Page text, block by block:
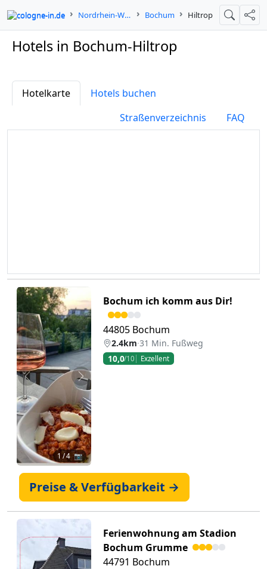
cologne-in.de Nordrhein-Westfalen Bochum Hiltrop Suche
Hotels in Bochum-Hiltrop
Hotelkarte
Hotels buchen
Straßenverzeichnis
FAQ
Zurück Weiter
1 / 4 📷
Bochum ich komm aus Dir!
44805 Bochum
2.4km·31 Min. Fußweg
10,0/10 Exzellent
Preise & Verfügbarkeit →
Ferienwohnung am Stadion
Bochum Grumme
44791 Bochum